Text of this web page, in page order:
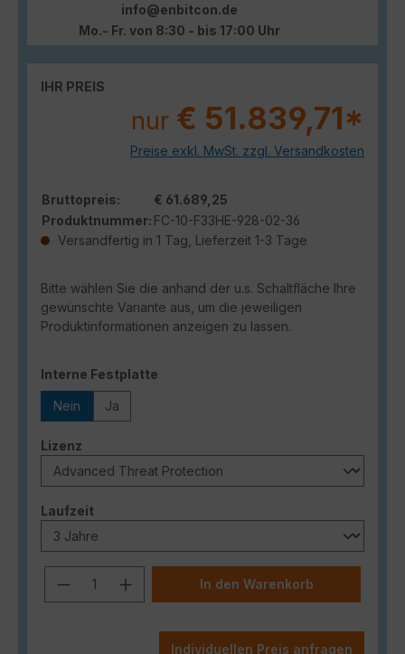
info@enbitcon.de
Mo.- Fr. von 8:30 - bis 17:00 Uhr
IHR PREIS
nur € 51.839,71*
Preise exkl. MwSt. zzgl. Versandkosten
Bruttopreis:
€ 61.689,25
Produktnummer: FC-10-F33HE-928-02-36
Versandfertig in 1 Tag, Lieferzeit 1-3 Tage
Bitte wählen Sie die anhand der u.s. Schaltfläche Ihre
gewünschte Variante aus, um die jeweiligen
Produktinformationen anzeigen zu lassen.
Interne Festplatte
Nein Ja
Lizenz
Laufzeitauswählen
Produkt Anzahl: Gib den
In den Warenkorb
Individuellen Preis anfragen